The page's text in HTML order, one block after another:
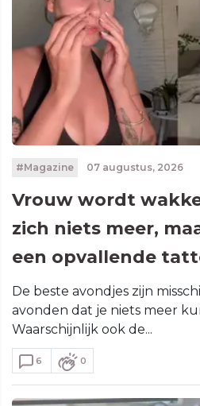
#Magazine 07 augustus, 2026
Vrouw wordt
zich niets meer,
een opvallende
De beste avondjes zijn
avonden dat je niets meer
Waarschijnlijk ook de...
6 0